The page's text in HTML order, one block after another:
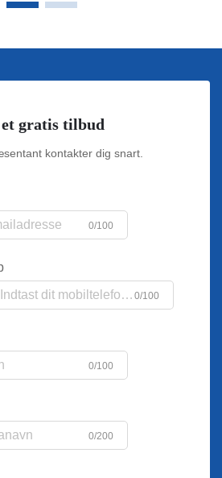
gratis tilbud
kontakter dig snart.
0/100
0/100
0/100
0/200